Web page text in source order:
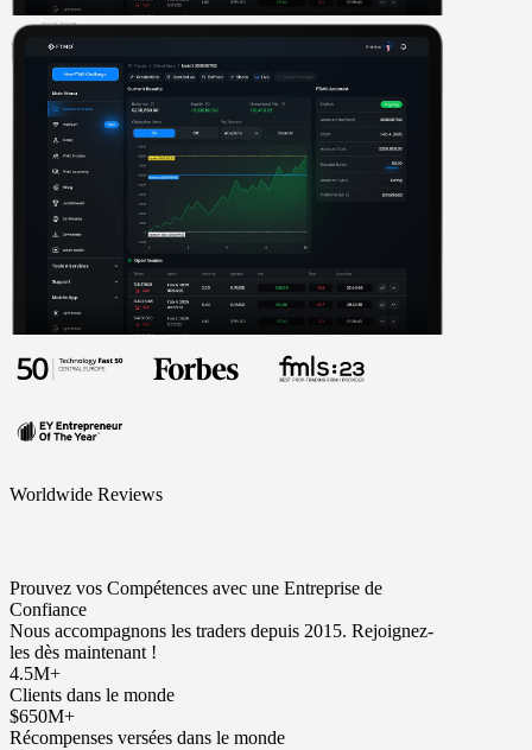
Worldwide Reviews
Prouvez vos Compétences avec une Entreprise de
Confiance
Nous accompagnons les traders depuis 2015. Rejoignez-
les dès maintenant !
4.5M+
Clients dans le monde
$650M+
Récompenses versées dans le monde